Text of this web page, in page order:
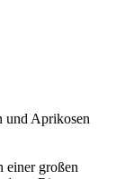
und Aprikosen
einer großen